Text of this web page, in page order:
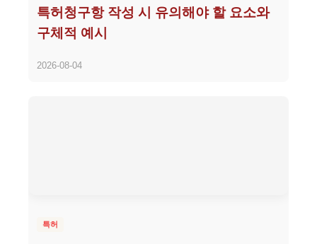
특허청구항 작성 시 유의해야 할 요소와
구체적 예시
2026-08-04
특허